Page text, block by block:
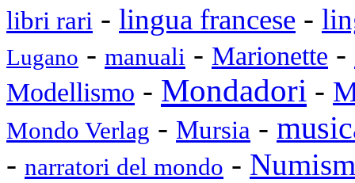
libri rari - lingua francese -
Lugano - manuali - Marionette -
Modellismo - Mondadori -
Mondo Verlag - Mursia -
- narratori del mondo -